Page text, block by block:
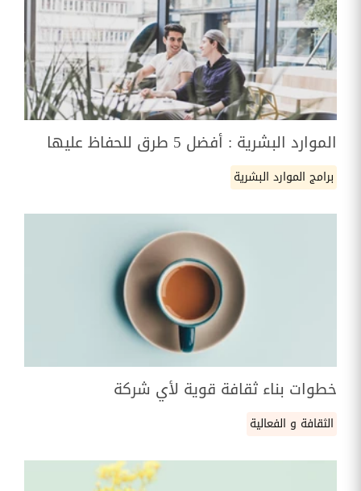
الموارد البشرية : أفضل 5 طرق للحفاظ عليها
برامج الموارد البشرية
خطوات بناء ثقافة قوية لأي شركة
الثقافة و الفعالية